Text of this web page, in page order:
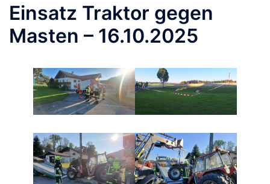
Einsatz Traktor gegen
Masten – 16.10.2025